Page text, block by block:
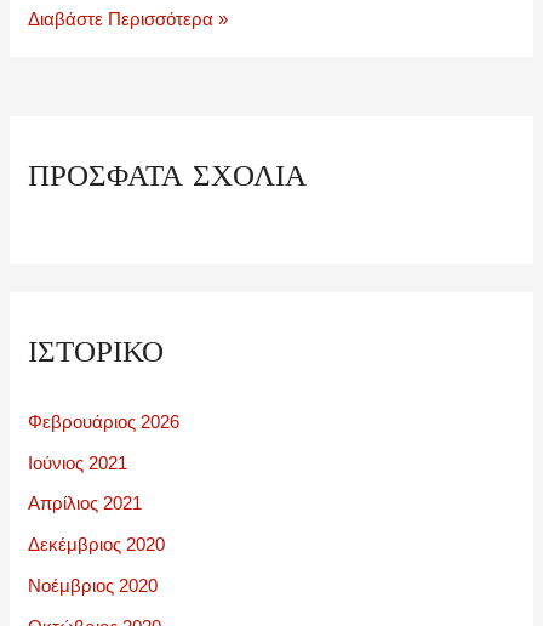
Τεχνική
Διαβάστε Περισσότερα »
ΠΡΌΣΦΑΤΑ ΣΧΌΛΙΑ
ΙΣΤΟΡΙΚΌ
Φεβρουάριος 2026
Ιούνιος 2021
Απρίλιος 2021
Δεκέμβριος 2020
Νοέμβριος 2020